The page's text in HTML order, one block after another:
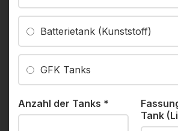
Batterietank (Kunststoff)
GFK Tanks
Anzahl der Tanks *
Tank